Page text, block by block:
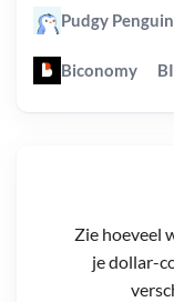
Zie hoeveel
je dollar-
Pudgy
Biconomy